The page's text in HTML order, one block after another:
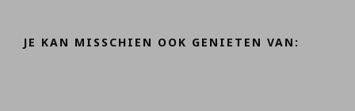
JE KAN MISSCHIEN OOK GENIETEN VAN: